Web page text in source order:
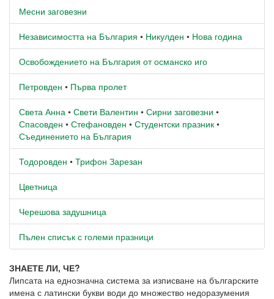
Месни заговезни
Независимостта на България • Никулден • Нова година
Освобождението на България от османско иго
Петровден • Първа пролет
Света Анна • Свети Валентин • Сирни заговезни •
Спасовден • Стефановден • Студентски празник •
Съединението на България
Тодоровден • Трифон Зарезан
Цветница
Черешова задушница
Пълен списък с големи празници
ЗНАЕТЕ ЛИ, ЧЕ?
Липсата на еднозначна система за изписване на българските
имена с латински букви води до множество недоразумения